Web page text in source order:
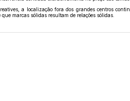
a localização fora dos grandes centros
marcas sólidas resultam de relações sólidas.